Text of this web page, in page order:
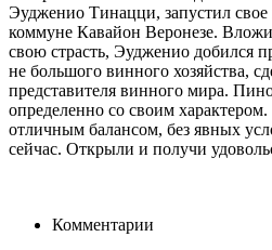
Эудженио Тинацци, запустил свое
коммуне Кавайон Веронезе.
свою страсть, Эудженио добился
не большого винного хозяйства,
представителя винного мира.
определенно со своим
отличным балансом, без явных
сейчас. Открыли и получи
Комментарии